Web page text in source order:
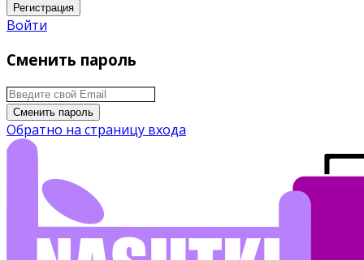
Регистрация
Войти
Сменить пароль
Сменить пароль
Обратно на страницу входа